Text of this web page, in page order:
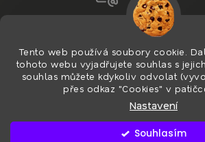
Tento web používá soubory cookie.
tohoto webu vyjadřujete souhlas s
souhlas můžete kdykoliv odvolat
přes odkaz "Cookies" v
Nastavení
Souhlasím
Vytvořil Shoptet Premium
Copyright 2026Nordiction.cz.
Upravit